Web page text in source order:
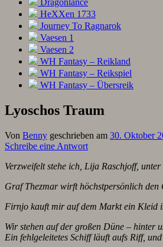
Dragonlance
HeXXen 1733
Journey To Ragnarok
Vaesen 1
Vaesen 2
WH Fantasy – Reikland
WH Fantasy – Reikspiel
WH Fantasy – Übersreik
Lyoschos Traum
Von Benny geschrieben am 30. Oktober
Schreibe eine Antwort
Verzweifelt stehe ich, Lija Raschjoff,
Graf Thezmar wirft höchstpersönlich
Firnjo kauft mir auf dem Markt ein Kleid
Wir stehen auf der großen Düne – hinter
Ein fehlgeleitetes Schiff läuft aufs Riff,